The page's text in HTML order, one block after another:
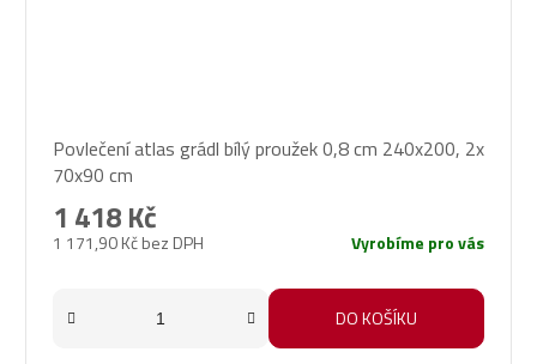
Povlečení atlas grádl bílý proužek 0,8 cm 240x200, 2x
70x90 cm
1 171,90 Kč bez DPH
1 418 Kč
Vyrobíme pro vás
DO KOŠÍKU